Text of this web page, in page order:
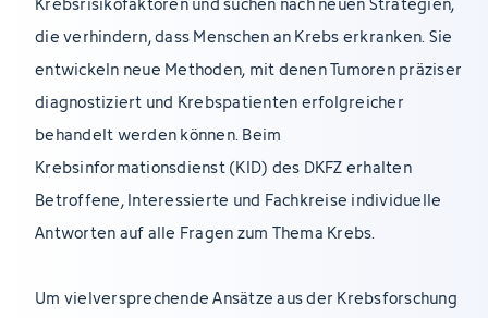
die verhindern, dass Menschen an Krebs erkranken. Sie
entwickeln neue Methoden, mit denen Tumoren präziser
diagnostiziert und Krebspatienten erfolgreicher
behandelt werden können. Beim
Krebsinformationsdienst (KID) des DKFZ erhalten
Betroffene, Interessierte und Fachkreise individuelle
Antworten auf alle Fragen zum Thema Krebs.
Um vielversprechende Ansätze aus der Krebsforschung